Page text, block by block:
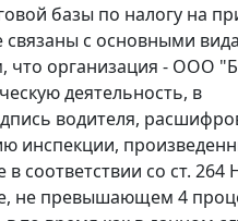
базы по налогу на
связаны с основными
организация - ООО
деятельность, в
водителя,
инспекции,
соответствии со ст. 264
не превышающем 4